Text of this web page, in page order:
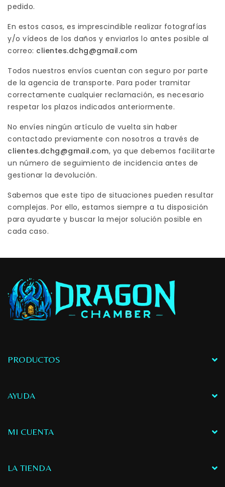
pedido.
En estos casos, es imprescindible realizar fotografías
y/o vídeos de los daños y enviarlos lo antes posible al
correo: clientes.dchg@gmail.com
Todos nuestros envíos cuentan con seguro por parte
de la agencia de transporte. Para poder tramitar
correctamente cualquier reclamación, es necesario
respetar los plazos indicados anteriormente.
No envíes ningún artículo de vuelta sin haber
contactado previamente con nosotros a través de
clientes.dchg@gmail.com, ya que debemos facilitarte
un número de seguimiento de incidencia antes de
gestionar la devolución.
Sabemos que este tipo de situaciones pueden resultar
complejas. Por ello, estamos siempre a tu disposición
para ayudarte y buscar la mejor solución posible en
cada caso.
PRODUCTOS
AYUDA
MI CUENTA
LA TIENDA